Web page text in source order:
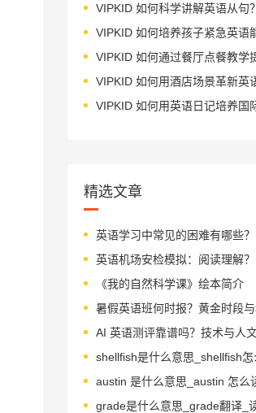
VIPKID 如何科学讲解英语从句？
精选文章
英语学习中常见的困难有哪些？
英语机场安检模拟：阅读理解？
《我的自然科学课》绘本简介